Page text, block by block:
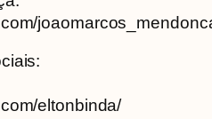
eltonbinda/